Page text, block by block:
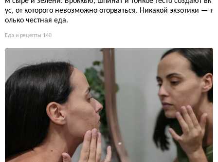
ус, от которого невозможно оторваться. Никакой экзотики — т
олько честная еда.
Еда и рецепты 140